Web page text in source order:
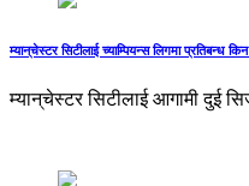
म्यान्‌चेस्टर सिटीलाई च्याम्पियन्स लिगमा प्रतिबन्ध
म्यान्‌चेस्टर सिटीलाई आगामी दुई